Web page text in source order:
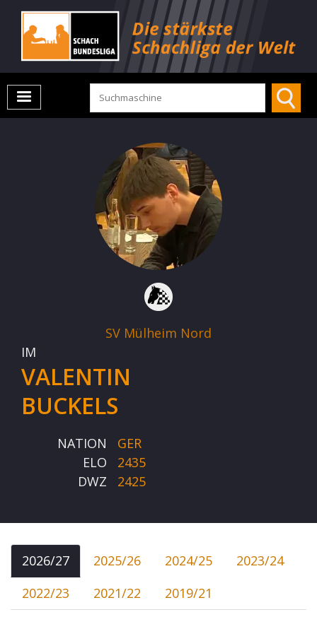
SV Mülheim Nord
IM
VALENTIN
BUCKELS
NATION
GER
ELO
2435
DWZ
2425
2026/27 2025/26 2024/25
2023/24
2022/23
2021/22
2019/21